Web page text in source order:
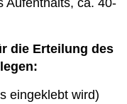
Aufenthalts, ca. 40-
die Erteilung des
eingeklebt wird)